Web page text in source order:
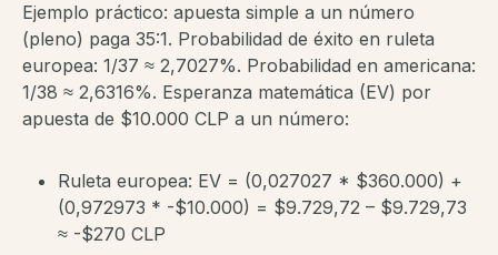
Ejemplo práctico: apuesta simple a un número
(pleno) paga 35:1. Probabilidad de éxito en ruleta
europea: 1/37 ≈ 2,7027%. Probabilidad en americana:
1/38 ≈ 2,6316%. Esperanza matemática (EV) por
apuesta de $10.000 CLP a un número:
Ruleta europea: EV = (0,027027 * $360.000) +
(0,972973 * -$10.000) = $9.729,72 – $9.729,73
≈ -$270 CLP